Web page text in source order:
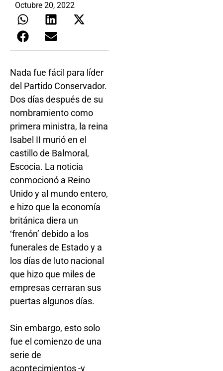
Octubre 20, 2022
Nada fue fácil para líder
del Partido Conservador.
Dos días después de su
nombramiento como
primera ministra, la reina
Isabel II murió en el
castillo de Balmoral,
Escocia. La noticia
conmocionó a Reino
Unido y al mundo entero,
e hizo que la economía
británica diera un
‘frenón’ debido a los
funerales de Estado y a
los días de luto nacional
que hizo que miles de
empresas cerraran sus
puertas algunos días.
Sin embargo, esto solo
fue el comienzo de una
serie de
acontecimientos -y